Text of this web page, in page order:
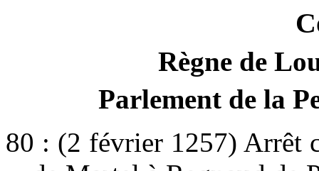
Règne de
Parlement de la
80 : (2 février 1257) Arrêt